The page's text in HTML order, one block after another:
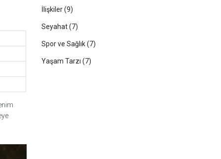
İlişkiler(9)
Seyahat(7)
Spor ve Sağlık(7)
Yaşam Tarzı (7)